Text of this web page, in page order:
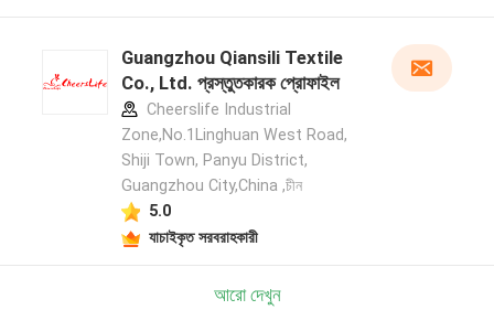
Guangzhou Qiansili Textile
Co., Ltd. প্রস্তুতকারক প্রোফাইল
Cheerslife Industrial
Zone,No.1Linghuan West Road,
Shiji Town, Panyu District,
Guangzhou City,China ,চীন
5.0
যাচাইকৃত সরবরাহকারী
আরো দেখুন